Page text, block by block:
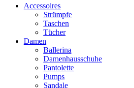
Accessoires
Strümpfe
Taschen
Tücher
Damen
Ballerina
Damenhausschuhe
Pantolette
Pumps
Sandale